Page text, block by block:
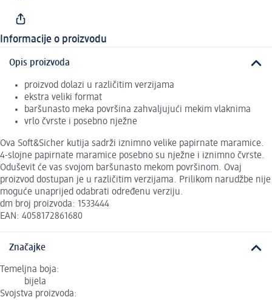
Informacije o proizvodu
Opis proizvoda
proizvod dolazi u različitim verzijama
ekstra veliki format
baršunasto meka površina zahvaljujući mekim vlaknima
vrlo čvrste i posebno nježne
Ova Soft&Sicher kutija sadrži iznimno velike papirnate maramice.
4-slojne papirnate maramice posebno su nježne i iznimno čvrste.
Oduševit će vas svojom baršunasto mekom površinom. Ovaj
proizvod dostupan je u različitim verzijama. Prilikom narudžbe nije
moguće unaprijed odabrati određenu verziju.
dm broj proizvoda: 1533444
EAN: 4058172861680
Značajke
Temeljna boja:
bijela
Svojstva proizvoda: